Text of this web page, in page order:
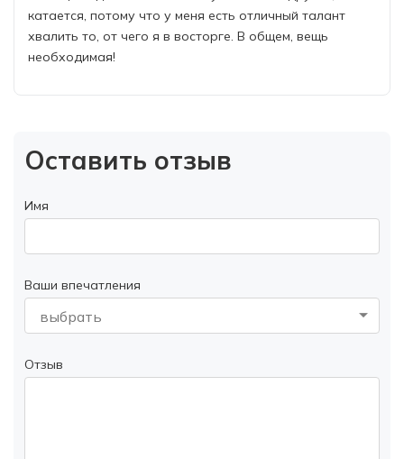
катается, потому что у меня есть отличный талант
хвалить то, от чего я в восторге. В общем, вещь
необходимая!
Оставить отзыв
Имя
Ваши впечатления
выбрать
Отзыв